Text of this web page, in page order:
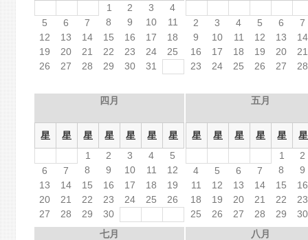
1
2 3
4
5
6 7 8 9 10
11
12
13 14 15 16 17
18
19
20 21 22 23 24
25
26
27 28 29 30 31
2 3 4 5 6
7
9
10 11 12 13
14
16
17 18 19 20
21
23
24 25 26 27 28
四月
星 星 星 星 星 星
星
1
2 3 4
5
6
7 8 9 10 11
12
13
14 15 16 17 18
19
20
21 22 23 24 25
26
27
28 29 30
五月
星 星 星 星 星
星
1
2
4
5 6 7 8
9
11
12 13 14 15
16
18
19 20 21 22
23
25
26 27 28 29
30
七月
八月